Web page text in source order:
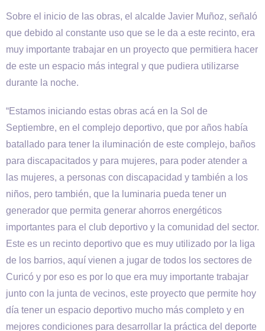
Sobre el inicio de las obras, el alcalde Javier Muñoz, señaló
que debido al constante uso que se le da a este recinto, era
muy importante trabajar en un proyecto que permitiera hacer
de este un espacio más integral y que pudiera utilizarse
durante la noche.
“Estamos iniciando estas obras acá en la Sol de
Septiembre, en el complejo deportivo, que por años había
batallado para tener la iluminación de este complejo, baños
para discapacitados y para mujeres, para poder atender a
las mujeres, a personas con discapacidad y también a los
niños, pero también, que la luminaria pueda tener un
generador que permita generar ahorros energéticos
importantes para el club deportivo y la comunidad del sector.
Este es un recinto deportivo que es muy utilizado por la liga
de los barrios, aquí vienen a jugar de todos los sectores de
Curicó y por eso es por lo que era muy importante trabajar
junto con la junta de vecinos, este proyecto que permite hoy
día tener un espacio deportivo mucho más completo y en
mejores condiciones para desarrollar la práctica del deporte